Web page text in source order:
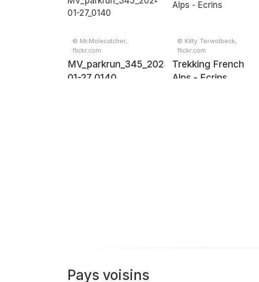
© Mr.Molecatcher,
flickr.com
MV_parkrun_345_2024-
01-27_0140
© Kitty Terwolbeck,
flickr.com
Trekking French
Alps - Ecrins
Pays voisins